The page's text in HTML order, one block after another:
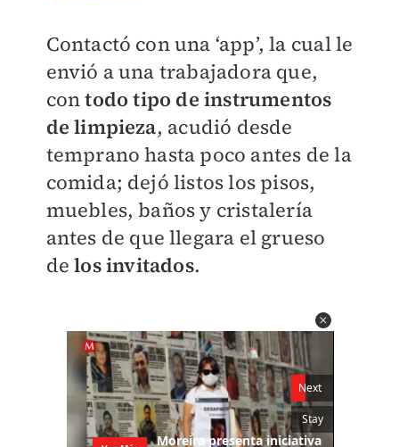
Contactó con una ‘app’, la cual le
envió a una trabajadora que,
contodo tipo de instrumentos
de limpieza, acudió desde
temprano hasta poco antes de la
comida; dejó listos los pisos,
muebles, baños y cristalería
antes de que llegara el grueso
delos invitados.